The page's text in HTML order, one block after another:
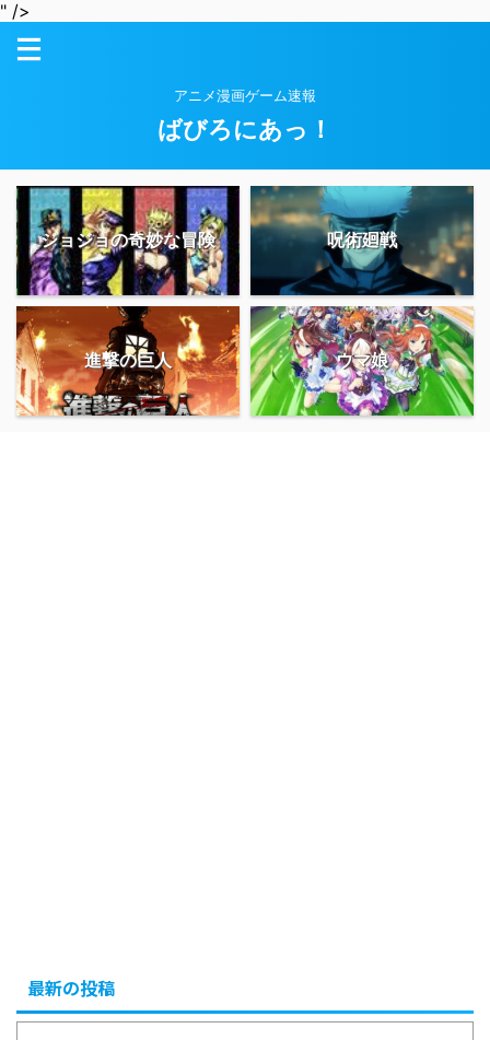
" />
アニメ漫画ゲーム速報
ばびろにあっ！
ジョジョの奇妙な冒険 呪術廻戦
進撃の巨人 ウマ娘
最新の投稿